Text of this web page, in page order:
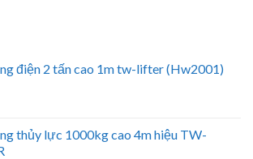
điện 2 tấn cao 1m tw-lifter (Hw2001)
thủy lực 1000kg cao 4m hiệu TW-